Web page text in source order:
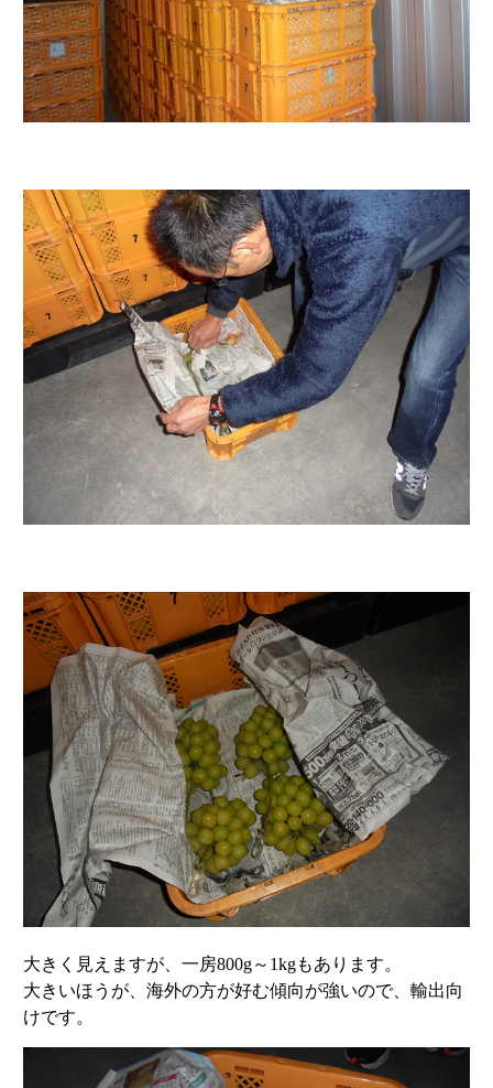
大きく見えますが、一房800g～1kgもあります。
大きいほうが、海外の方が好む傾向が強いので、輸出向
けです。